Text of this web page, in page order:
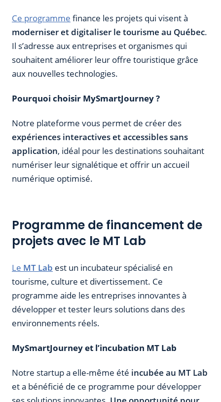
Ce programme finance les projets qui visent à
moderniser et digitaliser le tourisme au Québec.
Il s’adresse aux entreprises et organismes qui
souhaitent améliorer leur offre touristique grâce
aux nouvelles technologies.
Pourquoi choisir MySmartJourney ?
Notre plateforme vous permet de créer des
expériences interactives et accessibles sans
application, idéal pour les destinations souhaitant
numériser leur signalétique et offrir un accueil
numérique optimisé.
Programme de financement de
projets avec le MT Lab
Le MT Lab est un incubateur spécialisé en
tourisme, culture et divertissement. Ce
programme aide les entreprises innovantes à
développer et tester leurs solutions dans des
environnements réels.
MySmartJourney et l’incubation MT Lab
Notre startup a elle-même été incubée au MT Lab
et a bénéficié de ce programme pour développer